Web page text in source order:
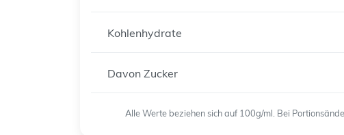
Kohlenhydrate
Davon Zucker
Alle Werte beziehen sich auf 100g/ml. Bei